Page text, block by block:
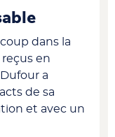
dans la
en
a
de sa
et avec un